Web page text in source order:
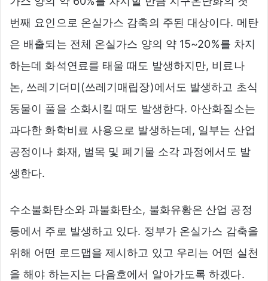
번째 요인으로 온실가스 감축의 주된 대상이다. 메탄
은 배출되는 전체 온실가스 양의 약 15~20%를 차지
하는데 화석연료를 태울 때도 발생하지만, 비료나
논, 쓰레기더미(쓰레기매립장)에서도 발생하고 초식
동물이 풀을 소화시킬 때도 발생한다. 아산화질소는
과다한 화학비료 사용으로 발생하는데, 일부는 산업
공정이나 화재, 벌목 및 폐기물 소각 과정에서도 발
생한다.
수소불화탄소와 과불화탄소, 불화유황은 산업 공정
등에서 주로 발생하고 있다. 정부가 온실가스 감축을
위해 어떤 로드맵을 제시하고 있고 우리는 어떤 실천
을 해야 하는지는 다음호에서 알아가도록 하겠다.